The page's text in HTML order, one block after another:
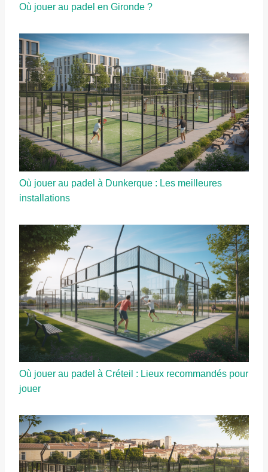
Où jouer au padel en Gironde ?
Où jouer au padel à Dunkerque : Les meilleures
installations
Où jouer au padel à Créteil : Lieux recommandés pour
jouer